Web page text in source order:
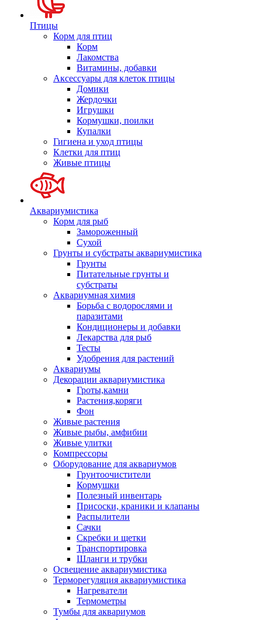
Птицы
Корм для птиц
Корм
Лакомства
Витамины, добавки
Аксессуары для клеток птицы
Домики
Жердочки
Игрушки
Кормушки, поилки
Купалки
Гигиена и уход птицы
Клетки для птиц
Живые птицы
Аквариумистика
Корм для рыб
Замороженный
Сухой
Грунты и субстраты аквариумистика
Грунты
Питательные грунты и
субстраты
Аквариумная химия
Борьба с водорослями и
паразитами
Кондиционеры и добавки
Лекарства для рыб
Тесты
Удобрения для растений
Аквариумы
Декорации аквариумистика
Гроты,камни
Растения,коряги
Фон
Живые растения
Живые рыбы, амфибии
Живые улитки
Компрессоры
Оборудование для аквариумов
Грунтоочистители
Кормушки
Полезный инвентарь
Присоски, краники и клапаны
Распылители
Сачки
Скребки и щетки
Транспортировка
Шланги и трубки
Освещение аквариумистика
Терморегуляция аквариумистика
Нагреватели
Термометры
Тумбы для аквариумов